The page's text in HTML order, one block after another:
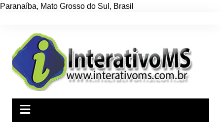
Paranaíba, Mato Grosso do Sul , Brasil
conteúdo